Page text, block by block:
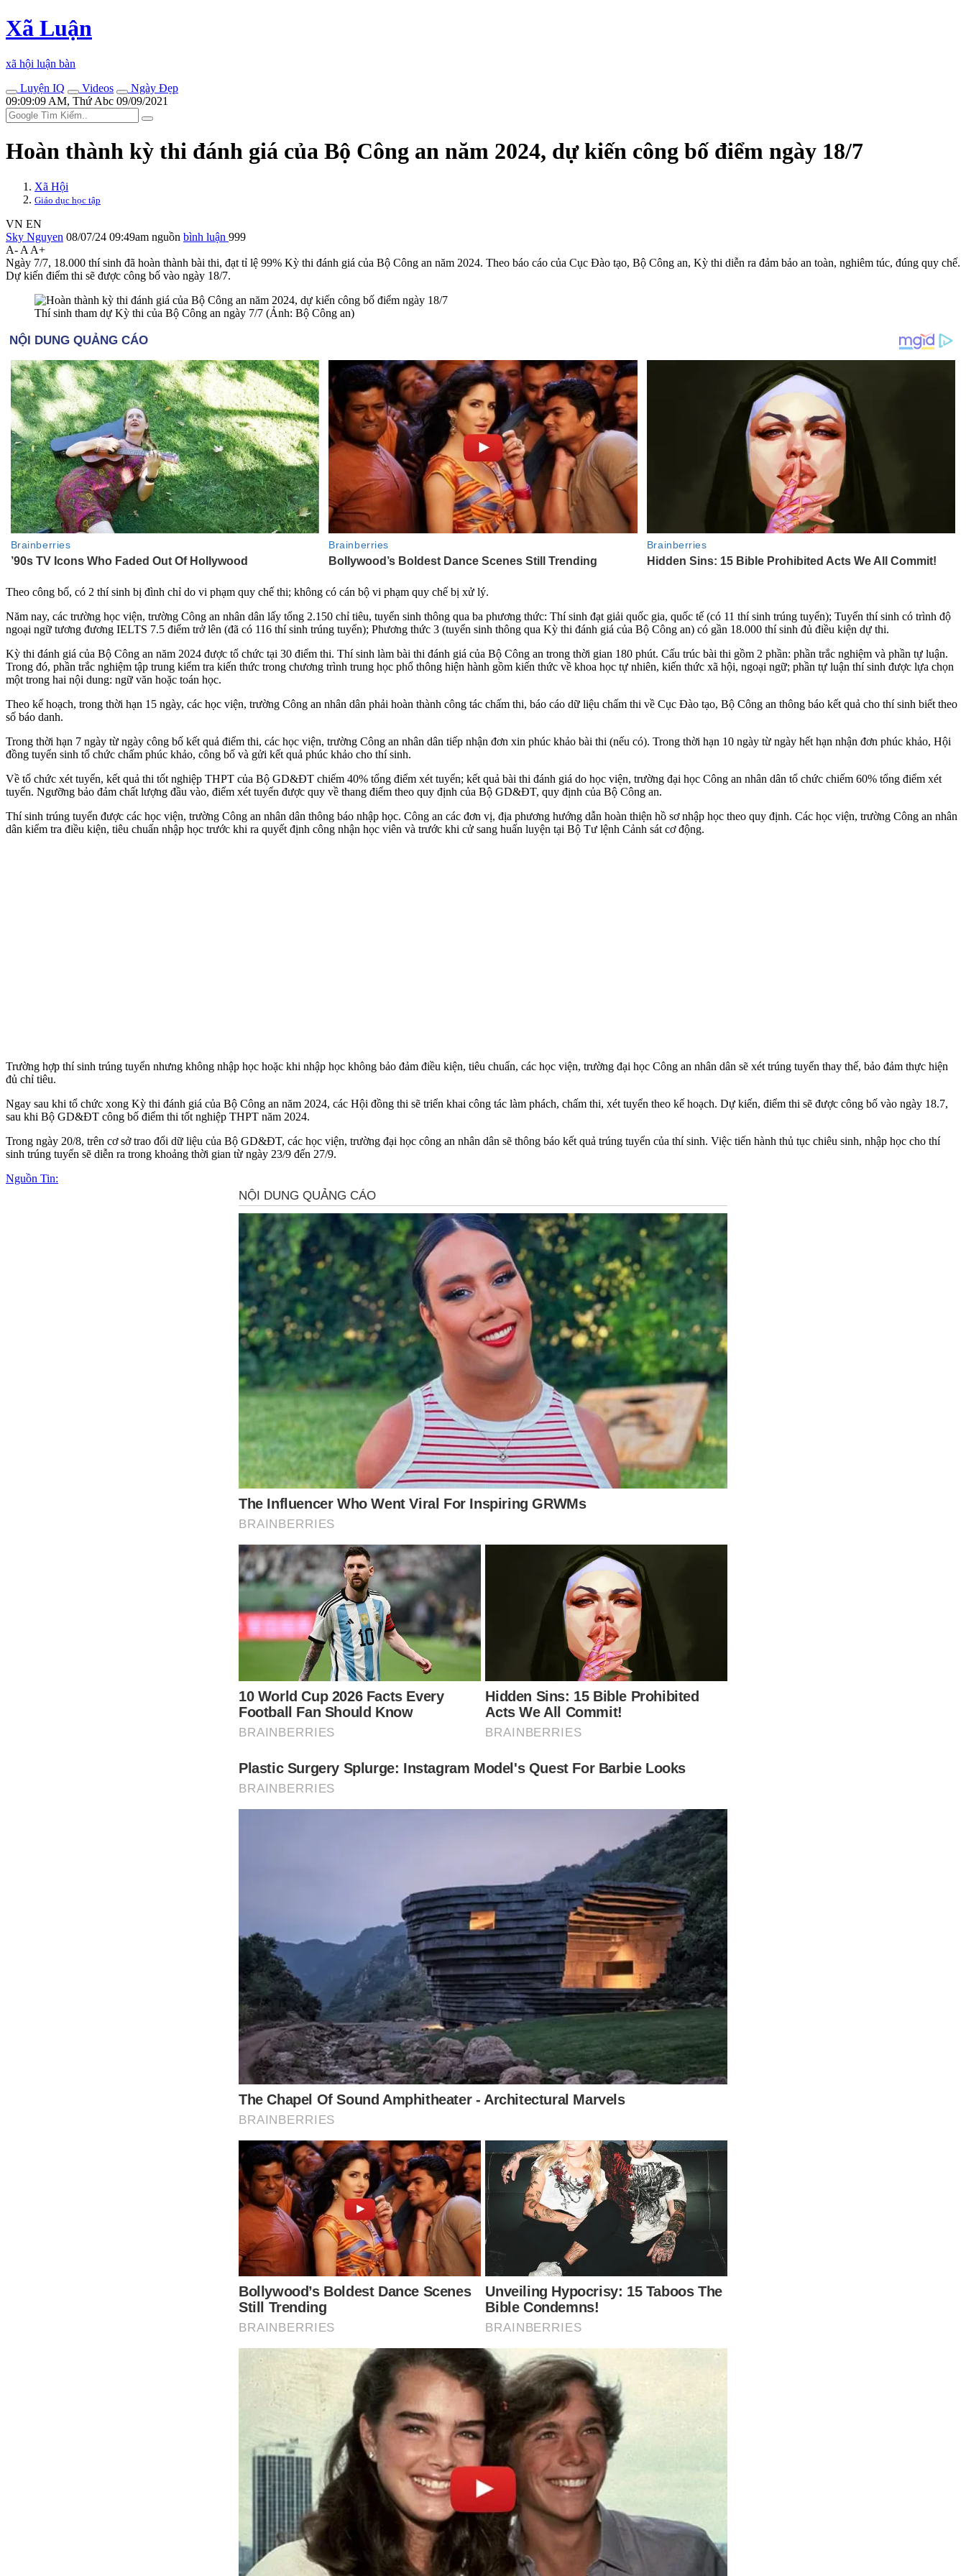
Xã Luận
xã hội luận bàn
Luyện IQ
Videos
Ngày Đẹp
09:09:09 AM, Thứ Abc 09/09/2021
Hoàn thành kỳ thi đánh giá của Bộ Công an năm 2024, dự kiến công bố điểm ngày 18/7
Xã Hội
Giáo dục học tập
VN EN
Sky Nguyen 08/07/24 09:49am nguồn bình luận 999
A- A A+
Ngày 7/7, 18.000 thí sinh đã hoàn thành bài thi, đạt tỉ lệ 99% Kỳ thi đánh giá của Bộ Công an năm 2024. Theo báo cáo của Cục Đào tạo, Bộ Công an, Kỳ thi diễn ra đảm bảo an toàn, nghiêm túc, đúng quy chế.
Dự kiến điểm thi sẽ được công bố vào ngày 18/7.
Thí sinh tham dự Kỳ thi của Bộ Công an ngày 7/7 (Ảnh: Bộ Công an)
Theo công bố, có 2 thí sinh bị đình chỉ do vi phạm quy chế thi; không có cán bộ vi phạm quy chế bị xử lý.
Năm nay, các trường học viện, trường Công an nhân dân lấy tổng 2.150 chỉ tiêu, tuyển sinh thông qua ba phương thức: Thí sinh đạt giải quốc gia, quốc tế (có 11 thí sinh trúng tuyển); Tuyển thí sinh có trình độ
ngoại ngữ tương đương IELTS 7.5 điểm trở lên (đã có 116 thí sinh trúng tuyển); Phương thức 3 (tuyển sinh thông qua Kỳ thi đánh giá của Bộ Công an) có gần 18.000 thí sinh đủ điều kiện dự thi.
Kỳ thi đánh giá của Bộ Công an năm 2024 được tổ chức tại 30 điểm thi. Thí sinh làm bài thi đánh giá của Bộ Công an trong thời gian 180 phút. Cấu trúc bài thi gồm 2 phần: phần trắc nghiệm và phần tự luận.
Trong đó, phần trắc nghiệm tập trung kiểm tra kiến thức trong chương trình trung học phổ thông hiện hành gồm kiến thức về khoa học tự nhiên, kiến thức xã hội, ngoại ngữ; phần tự luận thí sinh được lựa chọn
một trong hai nội dung: ngữ văn hoặc toán học.
Theo kế hoạch, trong thời hạn 15 ngày, các học viện, trường Công an nhân dân phải hoàn thành công tác chấm thi, báo cáo dữ liệu chấm thi về Cục Đào tạo, Bộ Công an thông báo kết quả cho thí sinh biết theo
số báo danh.
Trong thời hạn 7 ngày từ ngày công bố kết quả điểm thi, các học viện, trường Công an nhân dân tiếp nhận đơn xin phúc khảo bài thi (nếu có). Trong thời hạn 10 ngày từ ngày hết hạn nhận đơn phúc khảo, Hội
đồng tuyển sinh tổ chức chấm phúc khảo, công bố và gửi kết quả phúc khảo cho thí sinh.
Về tổ chức xét tuyển, kết quả thi tốt nghiệp THPT của Bộ GD&ĐT chiếm 40% tổng điểm xét tuyển; kết quả bài thi đánh giá do học viện, trường đại học Công an nhân dân tổ chức chiếm 60% tổng điểm xét
tuyển. Ngưỡng bảo đảm chất lượng đầu vào, điểm xét tuyển được quy về thang điểm theo quy định của Bộ GD&ĐT, quy định của Bộ Công an.
Thí sinh trúng tuyển được các học viện, trường Công an nhân dân thông báo nhập học. Công an các đơn vị, địa phương hướng dẫn hoàn thiện hồ sơ nhập học theo quy định. Các học viện, trường Công an nhân
dân kiểm tra điều kiện, tiêu chuẩn nhập học trước khi ra quyết định công nhận học viên và trước khi cử sang huấn luyện tại Bộ Tư lệnh Cảnh sát cơ động.
Trường hợp thí sinh trúng tuyển nhưng không nhập học hoặc khi nhập học không bảo đảm điều kiện, tiêu chuẩn, các học viện, trường đại học Công an nhân dân sẽ xét trúng tuyển thay thế, bảo đảm thực hiện
đủ chỉ tiêu.
Ngay sau khi tổ chức xong Kỳ thi đánh giá của Bộ Công an năm 2024, các Hội đồng thi sẽ triển khai công tác làm phách, chấm thi, xét tuyển theo kế hoạch. Dự kiến, điểm thi sẽ được công bố vào ngày 18.7,
sau khi Bộ GD&ĐT công bố điểm thi tốt nghiệp THPT năm 2024.
Trong ngày 20/8, trên cơ sở trao đổi dữ liệu của Bộ GD&ĐT, các học viện, trường đại học công an nhân dân sẽ thông báo kết quả trúng tuyển của thí sinh. Việc tiến hành thủ tục chiêu sinh, nhập học cho thí
sinh trúng tuyển sẽ diễn ra trong khoảng thời gian từ ngày 23/9 đến 27/9.
Nguồn Tin: